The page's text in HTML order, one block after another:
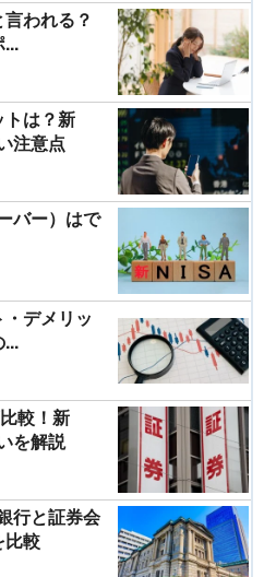
われる？
は？新
注意点
バー）はで
デメリッ
...
較！新
を解説
行と証券会
比較